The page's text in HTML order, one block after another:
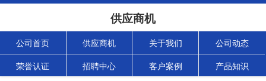
供应商机
公司首页 供应商机 关于我们 公司动态
荣誉认证 招聘中心 客户案例 产品知识